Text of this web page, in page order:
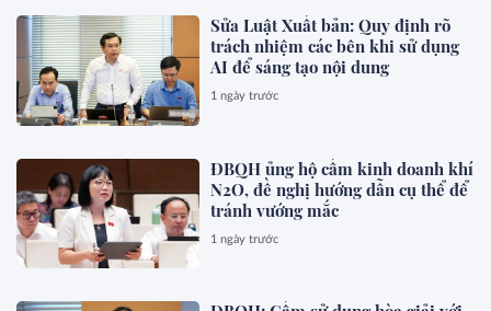
Sửa Luật Xuất bản: Quy định rõ
trách nhiệm các bên khi sử dụng
AI để sáng tạo nội dung
1 ngày trước
ĐBQH ủng hộ cấm kinh doanh khí
N2O, đề nghị hướng dẫn cụ thể để
tránh vướng mắc
1 ngày trước